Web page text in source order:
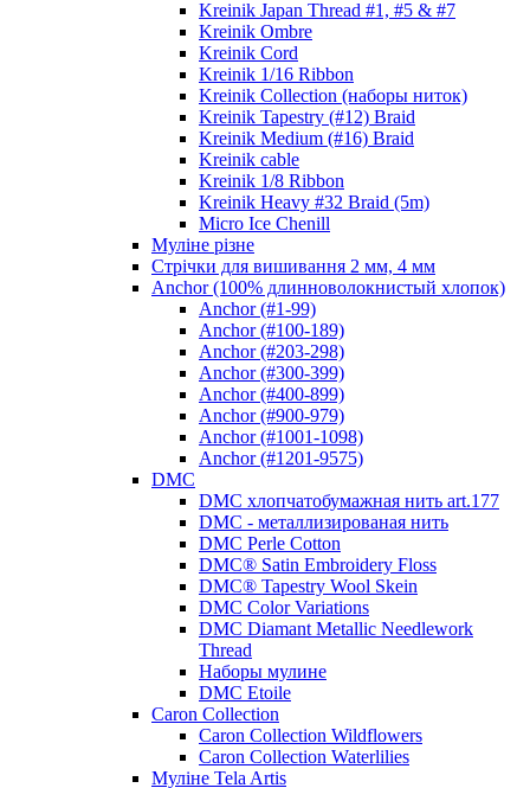
Kreinik Japan Thread #1, #5 & #7
Kreinik Ombre
Kreinik Cord
Kreinik 1/16 Ribbon
Kreinik Collection (наборы ниток)
Kreinik Tapestry (#12) Braid
Kreinik Medium (#16) Braid
Kreinik cable
Kreinik 1/8 Ribbon
Kreinik Heavy #32 Braid (5m)
Micro Ice Chenill
Муліне різне
Стрічки для вишивання 2 мм, 4 мм
Anchor (100% длинноволокнистый хлопок)
Anchor (#1-99)
Anchor (#100-189)
Anchor (#203-298)
Anchor (#300-399)
Anchor (#400-899)
Anchor (#900-979)
Anchor (#1001-1098)
Anchor (#1201-9575)
DMC
DMC хлопчатобумажная нить art.177
DMC - металлизированая нить
DMC Perle Cotton
DMC® Satin Embroidery Floss
DMC® Tapestry Wool Skein
DMC Color Variations
DMC Diamant Metallic Needlework
Thread
Наборы мулине
DMC Etoile
Caron Collection
Caron Collection Wildflowers
Caron Collection Waterlilies
Муліне Tela Artis